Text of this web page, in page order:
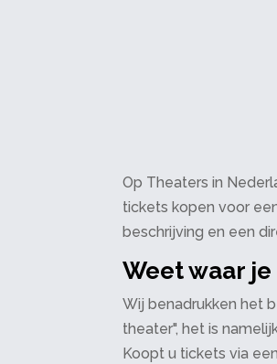
Op Theaters in
tickets kopen voor
beschrijving en een
Weet waar
Wij benadrukken het
theater", het is
Koopt u tickets via